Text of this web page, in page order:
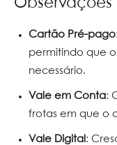
Observações
Cartão Pré-pago
permitindo que
necessário.
Vale em Conta:
frotas em que o
Vale Digital :